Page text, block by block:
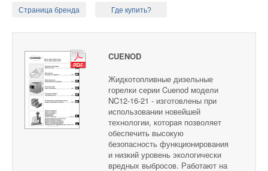
Страница бренда Где купить?
CUENOD
Жидкотопливные дизельные
горелки серии Cuenod модели
NC12-16-21 - изготовлены при
использовании новейшей
технологии, которая позволяет
обеспечить высокую
безопасность функционирования
и низкий уровень экологически
вредных выбросов. Работают на